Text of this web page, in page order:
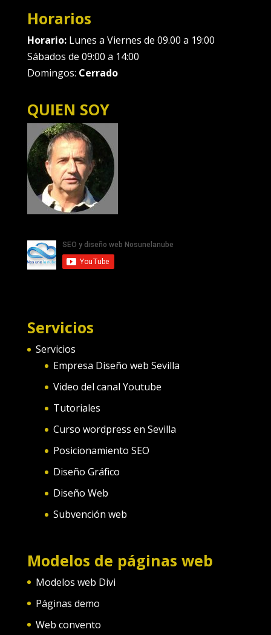
Horarios
Horario:Lunes a Viernes de 09.00 a 19:00
Sábados de 09:00 a 14:00
Domingos: Cerrado
QUIEN SOY
Servicios
Servicios
Empresa Diseño web Sevilla
Video del canal Youtube
Tutoriales
Curso wordpress en Sevilla
Posicionamiento SEO
Diseño Gráfico
Diseño Web
Subvención web
Modelos de páginas web
Modelos web Divi
Páginas demo
Web convento